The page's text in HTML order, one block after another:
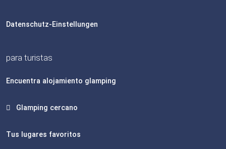
Datenschutz-Einstellungen
para turistas
Encuentra alojamiento glamping
Glamping cercano
Tus lugares favoritos